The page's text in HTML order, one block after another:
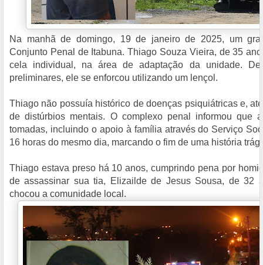
Na manhã de domingo, 19 de janeiro de 2025, um
Conjunto Penal de Itabuna. Thiago Souza Vieira, de 35
cela individual, na área de adaptação da unidade.
preliminares, ele se enforcou utilizando um lençol.
Thiago não possuía histórico de doenças psiquiátricas e,
de distúrbios mentais. O complexo penal informou que
tomadas, incluindo o apoio à família através do Serviço
16 horas do mesmo dia, marcando o fim de uma história
Thiago estava preso há 10 anos, cumprindo pena por
de assassinar sua tia, Elizailde de Jesus Sousa, de 32
chocou a comunidade local.